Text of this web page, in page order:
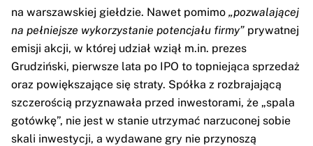
na warszawskiej giełdzie. Nawet pomimo „pozwalającej
na pełniejsze wykorzystanie potencjału firmy” prywatnej
emisji akcji, w której udział wziął m.in. prezes
Grudziński, pierwsze lata po IPO to topniejąca sprzedaż
oraz powiększające się straty. Spółka z rozbrajającą
szczerością przyznawała przed inwestorami, że „spala
gotówkę”, nie jest w stanie utrzymać narzuconej sobie
skali inwestycji, a wydawane gry nie przynoszą